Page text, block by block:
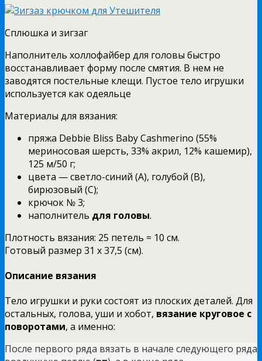
Сплюшка и зигзаг
Наполнитель холлофайбер для головы быстро
восстанавливает форму после смятия. В нем не
заводятся постельные клещи. Пустое тело игрушки
используется как одеяльце
Материалы для вязания:
пряжа Debbie Bliss Baby Cashmerino (55%
мериносовая шерсть, 33% акрил, 12% кашемир),
125 м/50 г;
цвета — светло-синий (A), голубой (B),
бирюзовый (C);
крючок № 3;
наполнитель для головы.
Плотность вязания: 25 петель = 10 см.
Готовый размер 31 х 37,5 (см).
Описание вязания
Тело игрушки и руки состоят из плоских деталей. Для
остальных, голова, уши и хобот, вязание круговое с
поворотами, а именно:
После первого ряда вязать в начале следующего ряда